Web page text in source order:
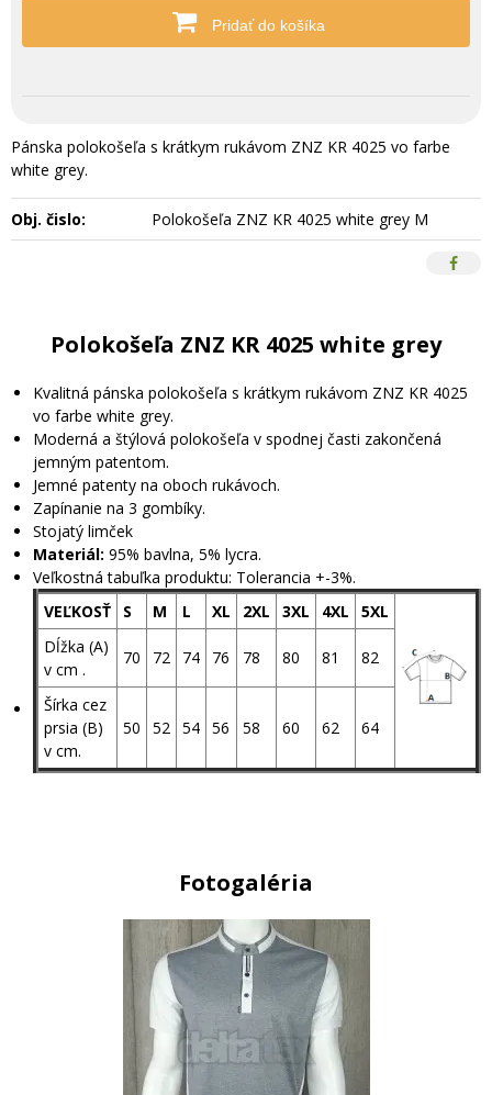
Pridať do košíka
Pánska polokošeľa s krátkym rukávom ZNZ KR 4025 vo farbe
white grey.
Obj. čislo: Polokošeľa ZNZ KR 4025 white grey M
Polokošeľa ZNZ KR 4025 white grey
Kvalitná pánska polokošeľa s krátkym rukávom ZNZ KR 4025
vo farbe white grey.
Moderná a štýlová polokošeľa v spodnej časti zakončená
jemným patentom.
Jemné patenty na oboch rukávoch.
Zapínanie na 3 gombíky.
Stojatý limček
Materiál: 95% bavlna, 5% lycra.
Veľkostná tabuľka produktu: Tolerancia +-3%.
VEĽKOSŤ
S M L XL 2XL 3XL 4XL
5XL
Dĺžka (A)
v cm .
70 72 74 76 78 80 81 82
Šírka cez
prsia (B)
v cm.
50 52 54 56 58 60 62 64
Fotogaléria